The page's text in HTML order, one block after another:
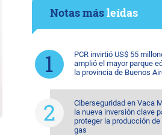
Notas másleídas
PCR invirtió US$ 55
amplió el mayor parque
la provincia de Buenos
Ciberseguridad en Vaca
la nueva inversión clave
proteger la producción de
gas